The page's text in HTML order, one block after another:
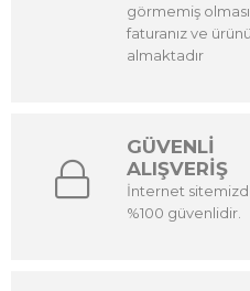
görmemiş
faturanız ve
almaktadır
GÜVENLİ
ALIŞVERİŞ
İnternet
%100 güvenlidir.